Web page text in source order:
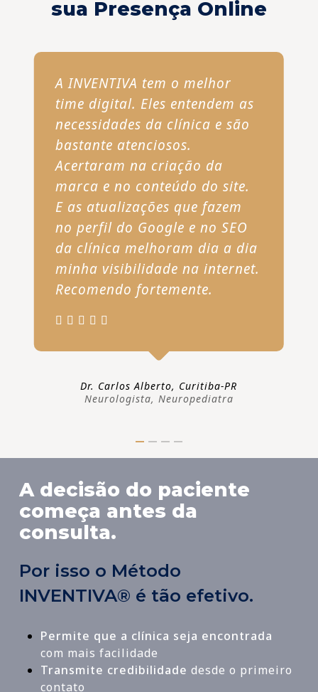
sua Presença Online
A INVENTIVA tem o melhor
time digital. Eles entendem as
necessidades da clínica e são
bastante atenciosos.
Acertaram na criação da
marca e no conteúdo do site.
E as atualizações que fazem
no perfil do Google e no SEO
da clínica melhoram dia a dia
minha visibilidade na internet.
Recomendo fortemente.
Dr. Carlos Alberto, Curitiba-PR
Neurologista, Neuropediatra
A decisão do paciente
começa antes da
consulta.
Por isso o Método
INVENTIVA® é tão efetivo.
Permite que a clínica seja encontrada
com mais facilidade
Transmite credibilidade desde o primeiro
contato